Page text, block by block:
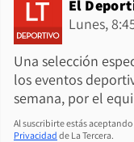
El
Lunes,
Una selección
los eventos
semana, por el
Al suscribirte estás aceptando
Privacidad de La Tercera.